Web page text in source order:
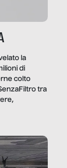
la
di
colto
tra